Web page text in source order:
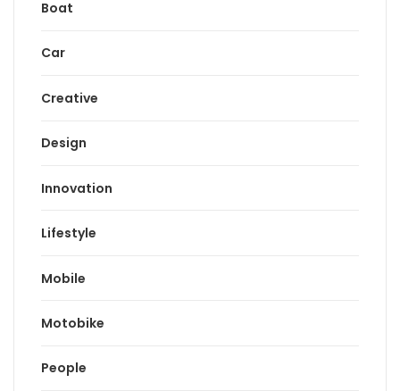
Boat
Car
Creative
Design
Innovation
Lifestyle
Mobile
Motobike
People